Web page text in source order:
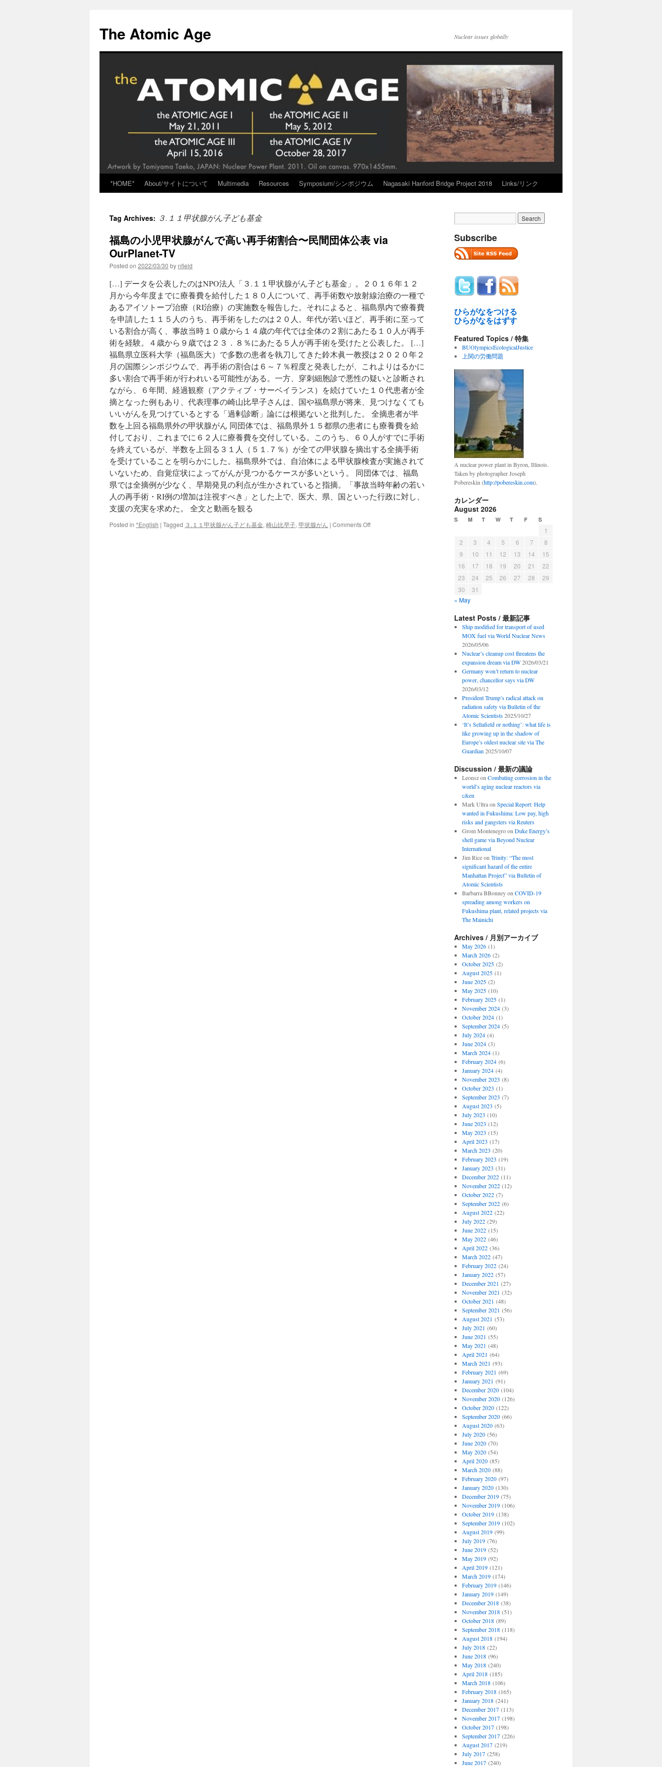
content
The Atomic Age Nuclear issues globally
*HOME* About/サイトについて Multimedia Resources Symposium/シンポジウム Nagasaki Hanford Bridge Project 2018 Links/リンク
Tag Archives: ３.１１甲状腺がん子ども基金
福島の小児甲状腺がんで高い再手術割合〜民間団体公表 via
OurPlanet-TV
Posted on 2022/03/30 by nfield
[…] データを公表したのはNPO法人「３.１１甲状腺がん子ども基金」。２０１６年１２
月から今年度までに療養費を給付した１８０人について、再手術数や放射線治療の一種で
あるアイソトープ治療（RI治療）の実施数を報告した。それによると、福島県内で療養費
を申請した１１５人のうち、再手術をしたのは２０人。年代が若いほど、再手術に至って
いる割合が高く、事故当時１０歳から１４歳の年代では全体の２割にあたる１０人が再手
術を経験。４歳から９歳では２３．８％にあたる５人が再手術を受けたと公表した。 […]
福島県立医科大学（福島医大）で多数の患者を執刀してきた鈴木眞一教授は２０２０年２
月の国際シンポジウムで、再手術の割合は６～７％程度と発表したが、これよりはるかに
多い割合で再手術が行われいる可能性がある。一方、穿刺細胞診で悪性の疑いと診断され
ながら、６年間、経過観察（アクティブ・サーベイランス）を続けていた１０代患者が全
摘となった例もあり、代表理事の崎山比早子さんは、国や福島県が将来、見つけなくても
いいがんを見つけているとする「過剰診断」論には根拠ないと批判した。 全摘患者が半
数を上回る福島県外の甲状腺がん 同団体では、福島県外１５都県の患者にも療養費を給
付しており、これまでに６２人に療養費を交付している。このうち、６０人がすでに手術
を終えているが、半数を上回る３１人（５１.７％）が全ての甲状腺を摘出する全摘手術
を受けていることを明らかにした。福島県外では、自治体による甲状腺検査が実施されて
いないため、自覚症状によってがんが見つかるケースが多いという。 同団体では、福島
県では全摘例が少なく、早期発見の利点が生かされていると指摘。「事故当時年齢の若い
人の再手術・RI例の増加は注視すべき」とした上で、医大、県、国といった行政に対し、
支援の充実を求めた。 全文と動画を観る
Posted in *English | Tagged ３.１１甲状腺がん子ども基金, 崎山比早子, 甲状腺がん | Comments Offon
Subscribe
ひらがなをつける
ひらがなをはずす
Featured Topics / 特集
BUOlympicsEcologicalJustice
上関の労働問題
A nuclear power plant in Byron, Illinois.
Taken by photographer Joseph
Pobereskin (http://pobereskin.com).
カレンダー
August 2026
S M T W T F S
1
2
3 4 5 6 7
8
9
10 11 12 13 14
15
16
17 18 19 20 21
22
23
24 25 26 27 28
29
30
31
« May
Latest Posts / 最新記事
Ship modified for transport of used
MOX fuel via World Nuclear News
2026/05/06
Nuclear’s cleanup cost threatens the
expansion dream via DW 2026/03/21
Germany won’t return to nuclear
power, chancellor says via DW
2026/03/12
President Trump’s radical attack on
radiation safety via Bulletin of the
Atomic Scientists 2025/10/27
‘It’s Sellafield or nothing’: what life is
like growing up in the shadow of
Europe’s oldest nuclear site via The
Guardian 2025/10/07
Discussion / 最新の議論
Leonszon Combating corrosion in the
world’s aging nuclear reactors via
c&en
Mark Ultraon Special Report: Help
wanted in Fukushima: Low pay, high
risks and gangsters via Reuters
Grom Montenegroon Duke Energy’s
shell game via Beyond Nuclear
International
Jim Riceon Trinity: “The most
significant hazard of the entire
Manhattan Project” via Bulletin of
Atomic Scientists
Barbarra BBonneyon COVID-19
spreading among workers on
Fukushima plant, related projects via
The Mainichi
Archives / 月別アーカイブ
May 2026(1)
March 2026(2)
October 2025(2)
August 2025(1)
June 2025(2)
May 2025(10)
February 2025(1)
November 2024(3)
October 2024(1)
September 2024(5)
July 2024(4)
June 2024(3)
March 2024(1)
February 2024(6)
January 2024(4)
November 2023 (8)
October 2023 (1)
September 2023 (7)
August 2023 (5)
July 2023 (10)
June 2023 (12)
May 2023 (15)
April 2023 (17)
March 2023 (20)
February 2023 (19)
January 2023 (31)
December 2022(11)
November 2022(12)
October 2022(7)
September 2022(6)
August 2022(22)
July 2022(29)
June 2022(15)
May 2022(46)
April 2022(36)
March 2022(47)
February 2022(24)
January 2022(57)
December 2021 (27)
November 2021 (32)
October 2021 (48)
September 2021 (56)
August 2021 (53)
July 2021 (60)
June 2021 (55)
May 2021 (48)
April 2021 (64)
March 2021 (93)
February 2021 (69)
January 2021 (91)
December 2020(104)
November 2020(126)
October 2020(122)
September 2020(66)
August 2020(63)
July 2020(56)
June 2020(70)
May 2020(54)
April 2020(85)
March 2020(88)
February 2020(97)
January 2020(130)
December 2019(75)
November 2019(106)
October 2019(138)
September 2019(102)
August 2019(99)
July 2019(76)
June 2019(52)
May 2019(92)
April 2019(121)
March 2019(174)
February 2019(146)
January 2019(149)
December 2018(38)
November 2018(51)
October 2018(89)
September 2018(118)
August 2018(194)
July 2018(22)
June 2018(96)
May 2018(240)
April 2018(185)
March 2018(106)
February 2018(165)
January 2018(241)
December 2017(113)
November 2017(198)
October 2017(198)
September 2017(226)
August 2017(219)
July 2017(258)
June 2017(240)